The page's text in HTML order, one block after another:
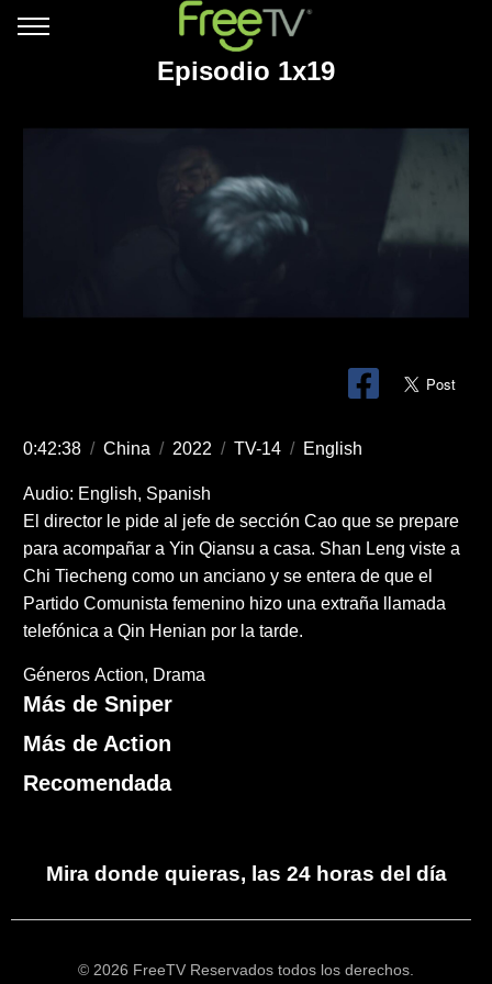
Episodio 1x19
0:42:38 / China / 2022 / TV-14 / English
Audio: English, Spanish
El director le pide al jefe de sección Cao que se prepare
para acompañar a Yin Qiansu a casa. Shan Leng viste a
Chi Tiecheng como un anciano y se entera de que el
Partido Comunista femenino hizo una extraña llamada
telefónica a Qin Henian por la tarde.
Géneros Action Drama
Más de Sniper
Más de Action
Recomendada
Mira donde quieras, las 24 horas del día
© 2026 FreeTV Reservados todos los derechos.